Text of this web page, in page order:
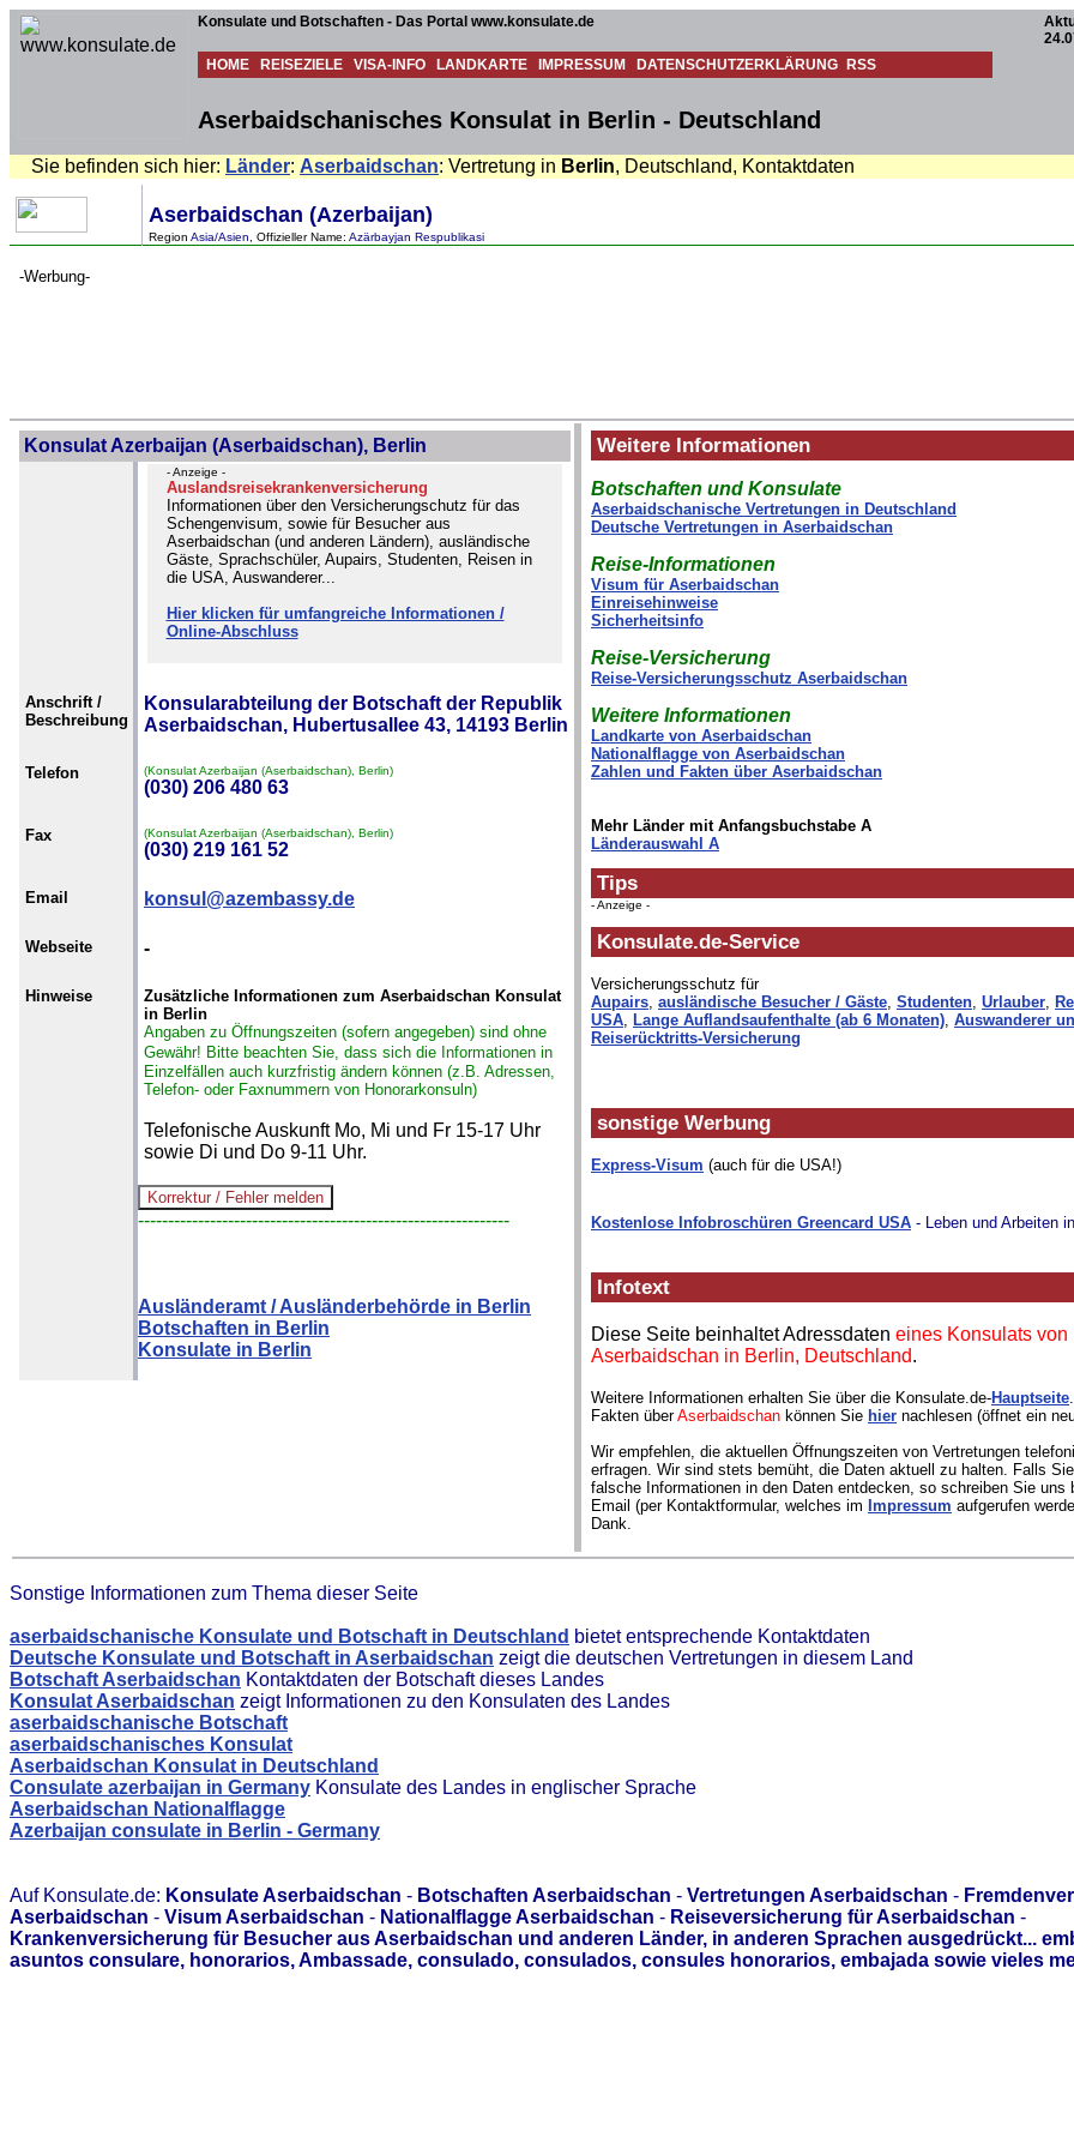
Konsulate und Botschaften - Das Portal www.konsulate.de
HOME REISEZIELE VISA-INFO LANDKARTE IMPRESSUM DATENSCHUTZERKLÄRUNG RSS
Aserbaidschanisches Konsulat in Berlin - Deutschland
Sie befinden sich hier: Länder: Aserbaidschan: Vertretung in Berlin, Deutschland, Kontaktdaten
Aserbaidschan (Azerbaijan)
Region Asia/Asien , Offizieller Name: Azärbayjan Respublikasi
-Werbung-
Konsulat Azerbaijan (Aserbaidschan), Berlin
- Anzeige -
Auslandsreisekrankenversicherung
Informationen über den Versicherungschutz für das
Schengenvisum, sowie für Besucher aus
Aserbaidschan (und anderen Ländern), ausländische
Gäste, Sprachschüler, Aupairs, Studenten, Reisen in
die USA, Auswanderer...
Hier klicken für umfangreiche Informationen /
Online-Abschluss
Anschrift /
Beschreibung
Konsularabteilung der Botschaft der Republik
Aserbaidschan, Hubertusallee 43, 14193 Berlin
Telefon (Konsulat Azerbaijan (Aserbaidschan), Berlin)
(030) 206 480 63
Fax (Konsulat Azerbaijan (Aserbaidschan), Berlin)
(030) 219 161 52
Email konsul@azembassy.de
Webseite -
Hinweise
Zusätzliche Informationen zum Aserbaidschan Konsulat
in Berlin
Angaben zu Öffnungszeiten (sofern angegeben) sind ohne
Gewähr! Bitte beachten Sie, dass sich die Informationen in
Einzelfällen auch kurzfristig ändern können (z.B. Adressen,
Telefon- oder Faxnummern von Honorarkonsuln)
Telefonische Auskunft Mo, Mi und Fr 15-17 Uhr
sowie Di und Do 9-11 Uhr.
--------------------------------------------------------------
Ausländeramt / Ausländerbehörde in Berlin
Botschaften in Berlin
Konsulate in Berlin
Weitere Informationen
Botschaften und Konsulate
Aserbaidschanische Vertretungen in Deutschland
Deutsche Vertretungen in Aserbaidschan
Reise-Informationen
Visum für Aserbaidschan
Einreisehinweise
Sicherheitsinfo
Reise-Versicherung
Reise-Versicherungsschutz Aserbaidschan
Weitere Informationen
Landkarte von Aserbaidschan
Nationalflagge von Aserbaidschan
Zahlen und Fakten über Aserbaidschan
Mehr Länder mit Anfangsbuchstabe A
Länderauswahl A
Tips
- Anzeige -
Konsulate.de-Service
Versicherungsschutz für
Aupairs, ausländische Besucher / Gäste, Studenten, Urlauber,
USA, Lange Auflandsaufenthalte (ab 6 Monaten), Auswanderer
Reiserücktritts-Versicherung
sonstige Werbung
Express-Visum (auch für die USA!)
Kostenlose Infobroschüren Greencard USA - Leben und Arbeiten
Infotext
Diese Seite beinhaltet Adressdaten eines Konsulats von
Aserbaidschan in Berlin, Deutschland.
Weitere Informationen erhalten Sie über die Konsulate.de-Hauptseite
Fakten überAserbaidschan können Sie hier nachlesen (öffnet ein
Wir empfehlen, die aktuellen Öffnungszeiten von Vertretungen
erfragen. Wir sind stets bemüht, die Daten aktuell zu halten. Falls
falsche Informationen in den Daten entdecken, so schreiben Sie uns
Email (per Kontaktformular, welches im Impressum aufgerufen
Dank.
Sonstige Informationen zum Thema dieser Seite
aserbaidschanische Konsulate und Botschaft in Deutschland bietet entsprechende Kontaktdaten
Deutsche Konsulate und Botschaft in Aserbaidschan zeigt die deutschen Vertretungen in diesem Land
Botschaft Aserbaidschan Kontaktdaten der Botschaft dieses Landes
Konsulat Aserbaidschan zeigt Informationen zu den Konsulaten des Landes
aserbaidschanische Botschaft
aserbaidschanisches Konsulat
Aserbaidschan Konsulat in Deutschland
Consulate azerbaijan in Germany Konsulate des Landes in englischer Sprache
Aserbaidschan Nationalflagge
Azerbaijan consulate in Berlin - Germany
Auf Konsulate.de: Konsulate Aserbaidschan - Botschaften Aserbaidschan - Vertretungen Aserbaidschan -
Aserbaidschan - Visum Aserbaidschan - Nationalflagge Aserbaidschan - Reiseversicherung für Aserbaidschan -
Krankenversicherung für Besucher aus Aserbaidschan und anderen Länder, in anderen Sprachen ausgedrückt...
asuntos consulare, honorarios, Ambassade, consulado, consulados, consules honorarios, embajada sowie vieles